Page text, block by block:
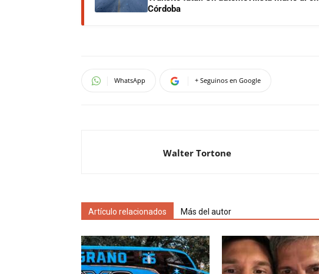
Córdoba
WhatsApp + Seguinos en Google
Walter Tortone
Artículo relacionados Más del autor